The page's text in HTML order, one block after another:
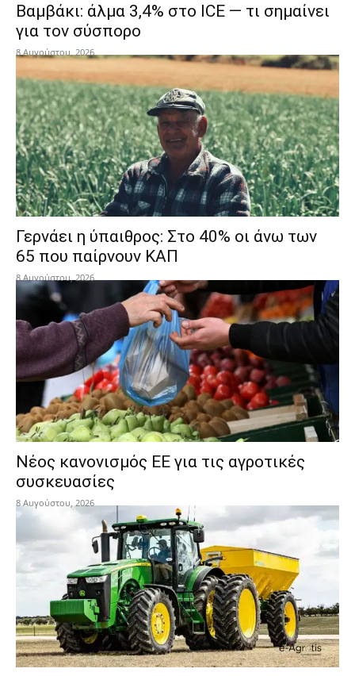
Βαμβάκι: άλμα 3,4% στο ICE — τι σημαίνει
για τον σύσπορο
8 Αυγούστου, 2026
Γερνάει η ύπαιθρος: Στο 40% οι άνω των
65 που παίρνουν ΚΑΠ
8 Αυγούστου, 2026
Νέος κανονισμός ΕΕ για τις αγροτικές
συσκευασίες
8 Αυγούστου, 2026